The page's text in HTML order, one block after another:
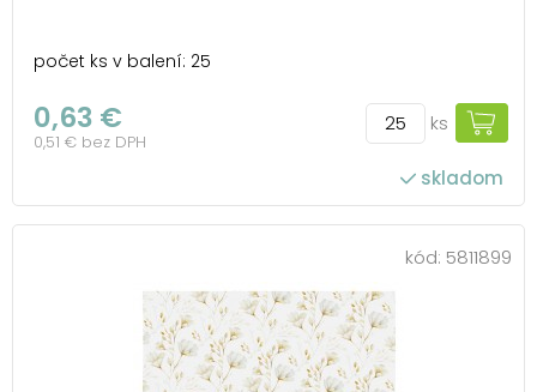
počet ks v balení: 25
0,63 €
0,51 € bez DPH
ks
skladom
kód: 5811899